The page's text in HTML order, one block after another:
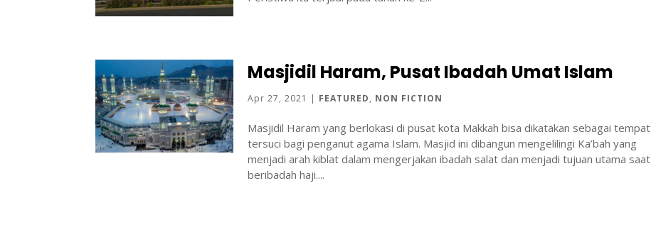
Masjidil Haram, Pusat Ibadah Umat Islam
Apr 27, 2021 | FEATURED, NON FICTION
Masjidil Haram yang berlokasi di pusat kota Makkah bisa dikatakan sebagai tempat
tersuci bagi penganut agama Islam. Masjid ini dibangun mengelilingi Ka’bah yang
menjadi arah kiblat dalam mengerjakan ibadah salat dan menjadi tujuan utama saat
beribadah haji....